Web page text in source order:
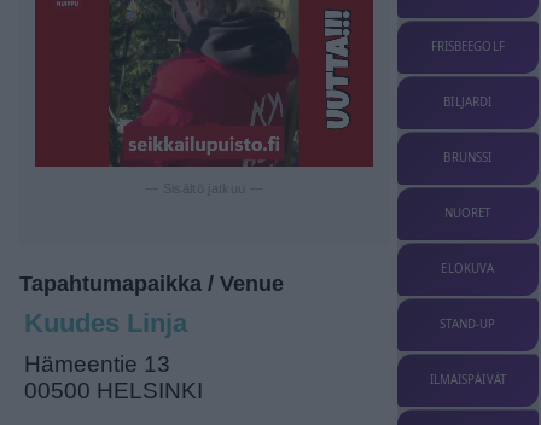
Tapahtumapaikka / Venue
Kuudes Linja
Hämeentie 13
00500 HELSINKI
FRISBEEGOLF
BILJARDI
BRUNSSI
NUORET
ELOKUVA
STAND-UP
ILMAISPÄIVÄT